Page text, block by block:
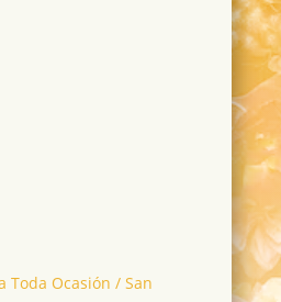
Toda Ocasión / San